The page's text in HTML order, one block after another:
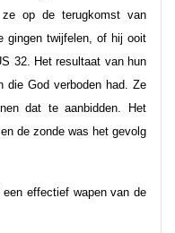
ze op de terugkomst van
gingen twijfelen, of hij ooit
32. Het resultaat van hun
die God verboden had. Ze
dat te aanbidden. Het
de zonde was het gevolg
effectief wapen van de